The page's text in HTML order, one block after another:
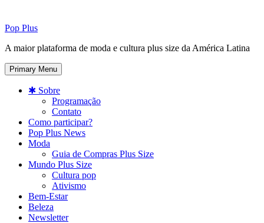
Pop Plus
A maior plataforma de moda e cultura plus size da América Latina
Primary Menu
✱ Sobre
Programação
Contato
Como participar?
Pop Plus News
Moda
Guia de Compras Plus Size
Mundo Plus Size
Cultura pop
Ativismo
Bem-Estar
Beleza
Newsletter